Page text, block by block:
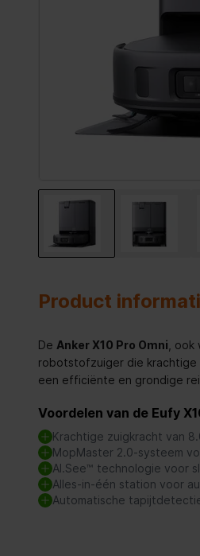
Product
De Anker X10 Pro Omni ,
robotstofzuiger die krachtige
een efficiënte en grondige
Voordelen van de Eufy
Krachtige zuigkracht van
MopMaster 2.0-systeem
AI.See™ technologie voor
Alles-in-één station voor
Automatische